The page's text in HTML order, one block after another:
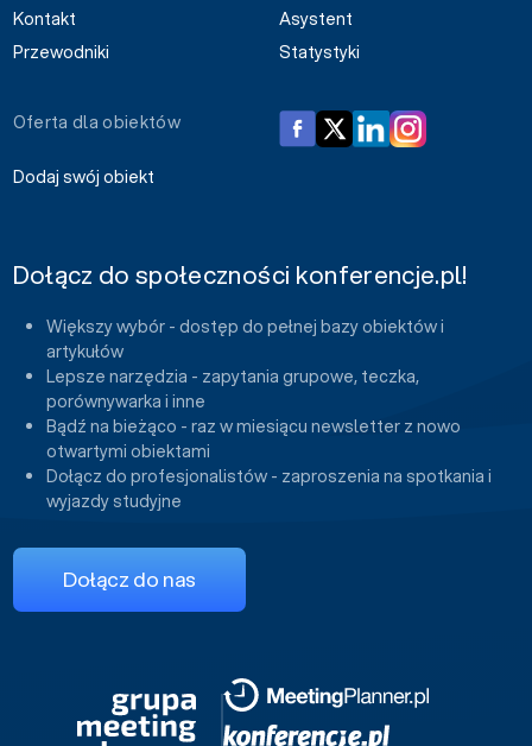
Kontakt
Przewodniki
Asystent
Statystyki
Oferta dla obiektów
Dodaj swój obiekt
Dołącz do społeczności konferencje.pl!
Większy wybór - dostęp do pełnej bazy obiektów i
artykułów
Lepsze narzędzia - zapytania grupowe, teczka,
porównywarka i inne
Bądź na bieżąco - raz w miesiącu newsletter z nowo
otwartymi obiektami
Dołącz do profesjonalistów - zaproszenia na spotkania i
wyjazdy studyjne
Dołącz do nas